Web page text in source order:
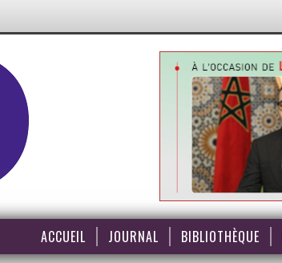
ACCUEIL JOURNAL BIBLIOTHÈQUE